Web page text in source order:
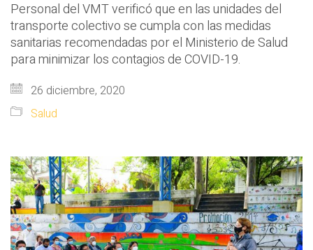
Personal del VMT verificó que en las unidades del
transporte colectivo se cumpla con las medidas
sanitarias recomendadas por el Ministerio de Salud
para minimizar los contagios de COVID-19.
26 diciembre, 2020
Salud